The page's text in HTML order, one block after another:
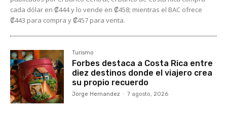
cada dólar en ₡444 y lo vende en ₡458; mientras el BAC ofrece
₡443 para compra y ₡457 para venta.
Turismo
Forbes destaca a Costa Rica entre
diez destinos donde el viajero crea
su propio recuerdo
Jorge Hernandez - 7 agosto, 2026